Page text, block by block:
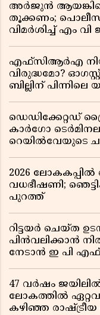
അർജുൻ
തൂക്കണം;
വിമർശിച്ച് എം
എഫ്സിആർഎ
വിരുദ്ധമോ?
ബില്ലിന്
ഡെഡിക്കേറ്റഡ്
കാർഗോ
റെയിൽവേയുടെ
2026
വധഭീഷണി;
പുറത്ത്
റിട്ടയർ ചെയ്ത
പിൻവലിക്കാൻ
നേടാൻ ഇ പി എഫ്
47 വർഷം
ലോകത്തിൽ
കഴിഞ്ഞ